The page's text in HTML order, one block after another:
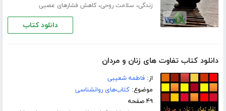
زندگی، سلامت روحی،کاهش فشارهای عصبی
دانلود کتاب
دانلود کتاب تفاوت های زنان و مردان
از:فاطمه شعیبی
موضوع:کتاب‌های روانشناسی
۴۹ صفحه